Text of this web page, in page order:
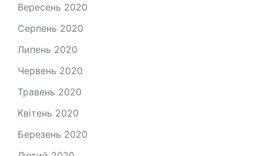
Вересень 2020
Серпень 2020
Липень 2020
Червень 2020
Травень 2020
Квітень 2020
Березень 2020